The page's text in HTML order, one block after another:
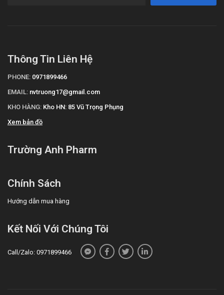
Thông Tin Liên Hệ
PHONE: 0971899466
EMAIL: nvtruong17@gmail.com
KHO HÀNG: Kho HN: 85 Vũ Trọng Phụng
Xem bản đồ
Trường Anh Pharm
Chính Sách
Hướng dẫn mua hàng
Kết Nối Với Chúng Tôi
Call/Zalo: 0971899466